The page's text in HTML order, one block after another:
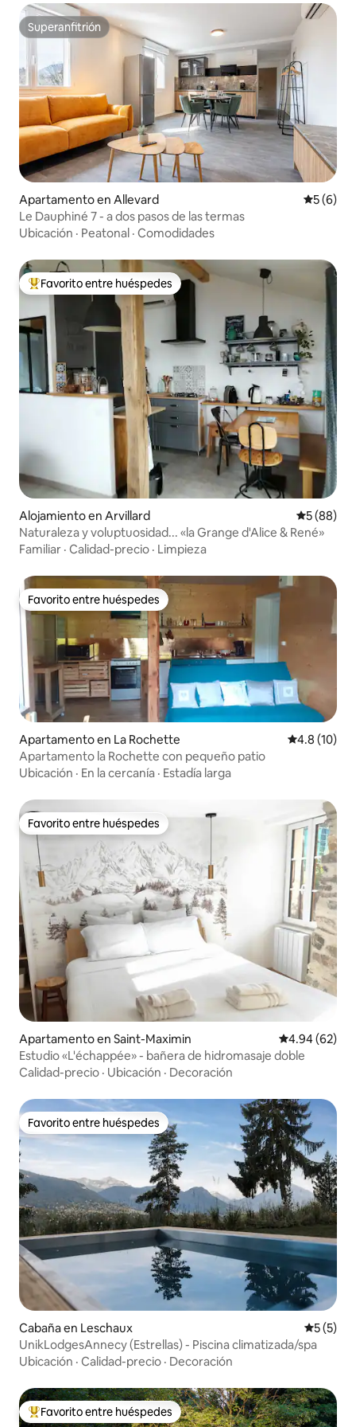
Superanfitrión
Superanfitrión
Apartamento en Allevard
5 (6)
Le Dauphiné 7 - a dos pasos de las termas
Ubicación · Peatonal · Comodidades
Favorito entre huéspedes preferido
Favorito entre huéspedes
Alojamiento en Arvillard
5 (88)
Naturaleza y voluptuosidad... «la Grange d'Alice & René»
Familiar · Calidad-precio · Limpieza
Favorito entre huéspedes
Favorito entre huéspedes
Apartamento en La Rochette Calificación
4.8 (10)
Apartamento la Rochette con pequeño patio
Ubicación · En la cercanía · Estadía larga
Favorito entre huéspedes
Favorito entre huéspedes
Apartamento en Saint-Maximin Calificación
4.94 (62)
Estudio «L'échappée» - bañera de hidromasaje doble
Calidad-precio · Ubicación · Decoración
Favorito entre huéspedes
Favorito entre huéspedes
Cabaña en Leschaux
5 (5)
UnikLodgesAnnecy (Estrellas) - Piscina climatizada/spa
Ubicación · Calidad-precio · Decoración
Favorito entre huéspedes preferido
Favorito entre huéspedes